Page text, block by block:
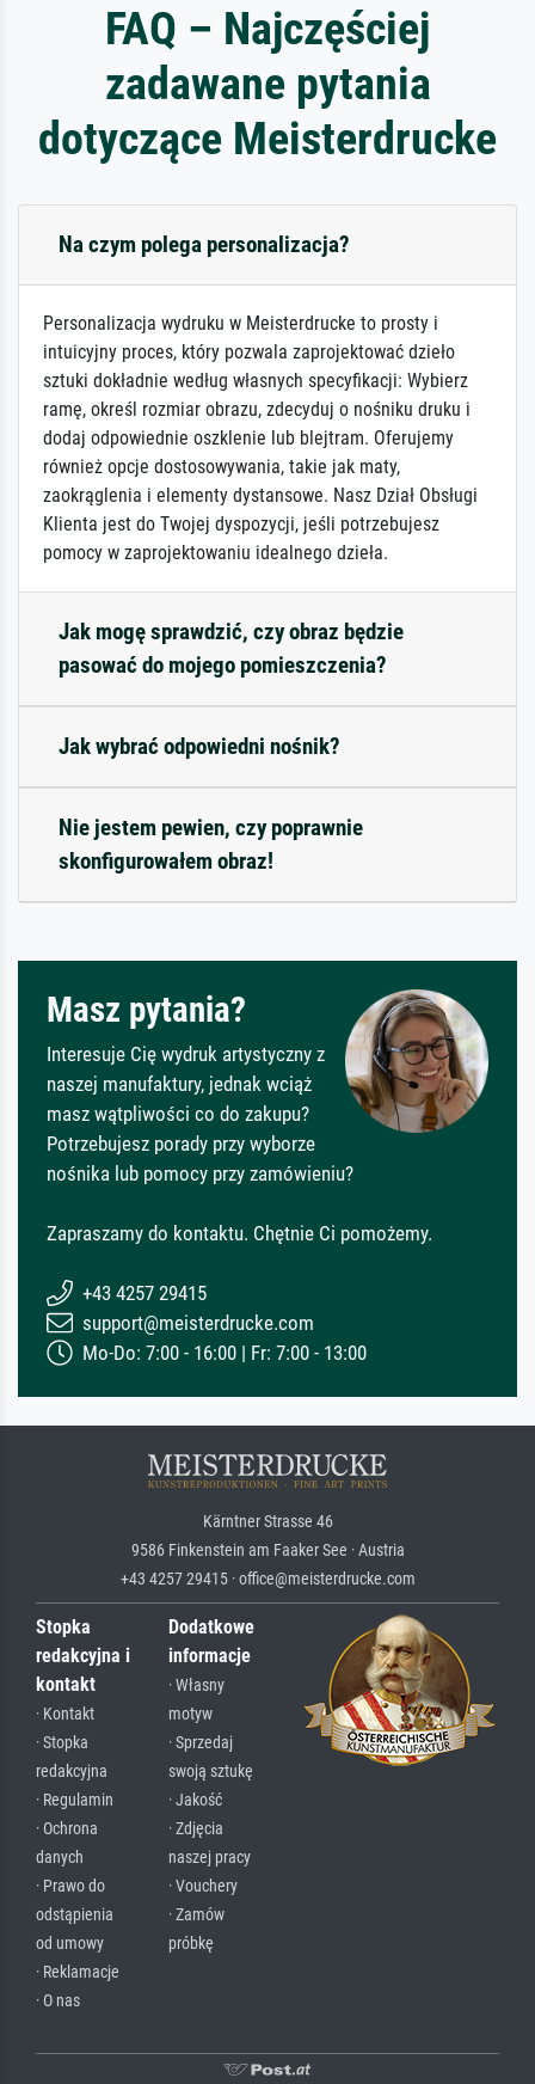
FAQ – Najczęściej
zadawane pytania
dotyczące Meisterdrucke
Na czym polega personalizacja?
Personalizacja wydruku w Meisterdrucke to prosty i
intuicyjny proces, który pozwala zaprojektować dzieło
sztuki dokładnie według własnych specyfikacji: Wybierz
ramę, określ rozmiar obrazu, zdecyduj o nośniku druku i
dodaj odpowiednie oszklenie lub blejtram. Oferujemy
również opcje dostosowywania, takie jak maty,
zaokrąglenia i elementy dystansowe. Nasz Dział Obsługi
Klienta jest do Twojej dyspozycji, jeśli potrzebujesz
pomocy w zaprojektowaniu idealnego dzieła.
Jak mogę sprawdzić, czy obraz będzie
pasować do mojego pomieszczenia?
Jak wybrać odpowiedni nośnik?
Nie jestem pewien, czy poprawnie
skonfigurowałem obraz!
Masz pytania?
Interesuje Cię wydruk artystyczny z
naszej manufaktury, jednak wciąż
masz wątpliwości co do zakupu?
Potrzebujesz porady przy wyborze
nośnika lub pomocy przy zamówieniu?
Zapraszamy do kontaktu. Chętnie Ci pomożemy.
+43 4257 29415
support@meisterdrucke.com
Mo-Do: 7:00 - 16:00 | Fr: 7:00 - 13:00
Kärntner Strasse 46
9586 Finkenstein am Faaker See · Austria
+43 4257 29415 · office@meisterdrucke.com
Stopka
redakcyjna i
kontakt
· Kontakt
· Stopka
redakcyjna
· Regulamin
· Ochrona
danych
· Prawo do
odstąpienia
od umowy
· Reklamacje
· O nas
Dodatkowe
informacje
· Własny
motyw
· Sprzedaj
swoją sztukę
· Jakość
· Zdjęcia
naszej pracy
· Vouchery
· Zamów
próbkę